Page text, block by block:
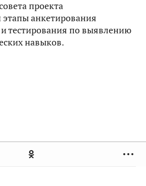
проекта
анкетирования
тестирования по выявлению
навыков.